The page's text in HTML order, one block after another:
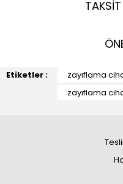
TAKSİT
Etiketler :
zayıflama
zayıflama